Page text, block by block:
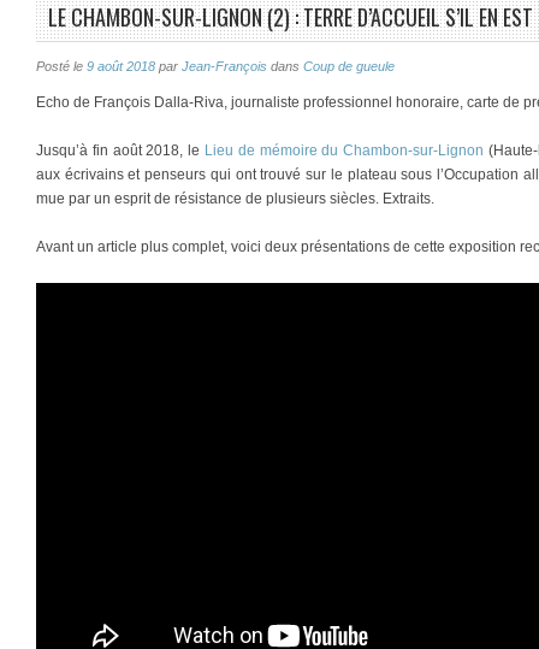
LE CHAMBON-SUR-LIGNON (2) : TERRE D’ACCUEIL S’IL EN
Posté le 9 août 2018 par Jean-François dans Coup de gueule
Echo de François Dalla-Riva, journaliste professionnel honoraire, carte de
Jusqu’à fin août 2018, le Lieu de mémoire du Chambon-sur-Lignon
aux écrivains et penseurs qui ont trouvé sur le plateau sous l’Occupation
mue par un esprit de résistance de plusieurs siècles. Extraits.
Avant un article plus complet, voici deux présentations de cette exposition